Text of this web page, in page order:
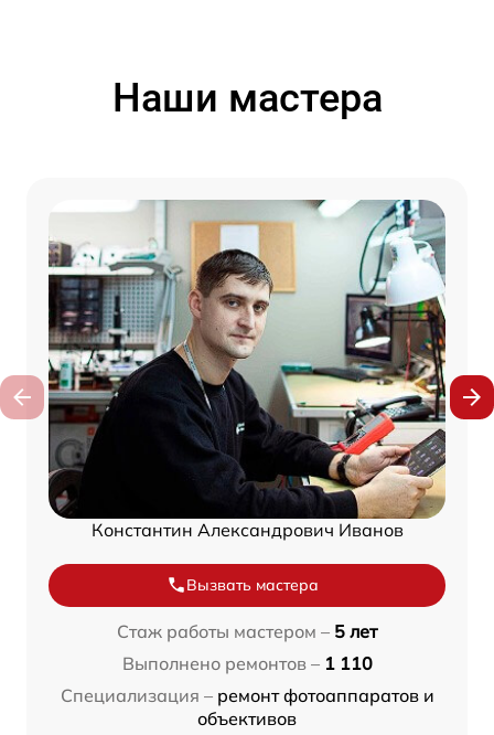
Наши мастера
Константин Александрович Иванов
Вызвать мастера
Стаж работы мастером – 5 лет
Выполнено ремонтов – 1 110
Специализация – ремонт фотоаппаратов и
объективов